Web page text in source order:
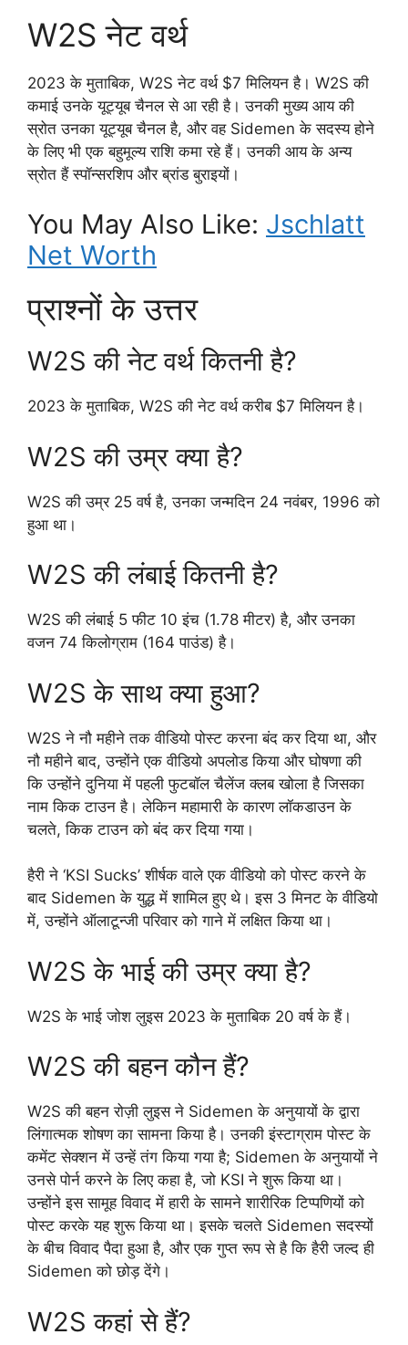
W2S नेट वर्थ
2023 के मुताबिक, W2S नेट वर्थ $7 मिलियन है। W2S की
कमाई उनके यूट्यूब चैनल से आ रही है। उनकी मुख्य आय की
स्रोत उनका यूट्यूब चैनल है, और वह Sidemen के सदस्य होने
के लिए भी एक बहुमूल्य राशि कमा रहे हैं। उनकी आय के अन्य
स्रोत हैं स्पॉन्सरशिप और ब्रांड बुराइयों।
You May Also Like: Jschlatt
Net Worth
प्राश्नों के उत्तर
W2S की नेट वर्थ कितनी है?
2023 के मुताबिक, W2S की नेट वर्थ करीब $7 मिलियन है।
W2S की उम्र क्या है?
W2S की उम्र 25 वर्ष है, उनका जन्मदिन 24 नवंबर, 1996 को
हुआ था।
W2S की लंबाई कितनी है?
W2S की लंबाई 5 फीट 10 इंच (1.78 मीटर) है, और उनका
वजन 74 किलोग्राम (164 पाउंड) है।
W2S के साथ क्या हुआ?
W2S ने नौ महीने तक वीडियो पोस्ट करना बंद कर दिया था, और
नौ महीने बाद, उन्होंने एक वीडियो अपलोड किया और घोषणा की
कि उन्होंने दुनिया में पहली फुटबॉल चैलेंज क्लब खोला है जिसका
नाम किक टाउन है। लेकिन महामारी के कारण लॉकडाउन के
चलते, किक टाउन को बंद कर दिया गया।
हैरी ने ‘KSI Sucks’ शीर्षक वाले एक वीडियो को पोस्ट करने के
बाद Sidemen के युद्ध में शामिल हुए थे। इस 3 मिनट के वीडियो
में, उन्होंने ऑलाटून्जी परिवार को गाने में लक्षित किया था।
W2S के भाई की उम्र क्या है?
W2S के भाई जोश लुइस 2023 के मुताबिक 20 वर्ष के हैं।
W2S की बहन कौन हैं?
W2S की बहन रोज़ी लुइस ने Sidemen के अनुयायों के द्वारा
लिंगात्मक शोषण का सामना किया है। उनकी इंस्टाग्राम पोस्ट के
कमेंट सेक्शन में उन्हें तंग किया गया है; Sidemen के अनुयायों ने
उनसे पोर्न करने के लिए कहा है, जो KSI ने शुरू किया था।
उन्होंने इस सामूह विवाद में हारी के सामने शारीरिक टिप्पणियों को
पोस्ट करके यह शुरू किया था। इसके चलते Sidemen सदस्यों
के बीच विवाद पैदा हुआ है, और एक गुप्त रूप से है कि हैरी जल्द ही
Sidemen को छोड़ देंगे।
W2S कहां से हैं?